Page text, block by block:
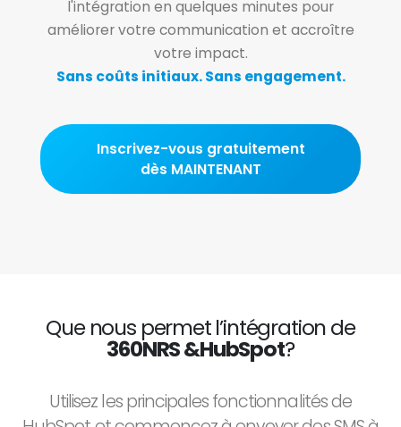
l'intégration en quelques minutes pour
améliorer votre communication et accroître
votre impact.
Sans coûts initiaux. Sans engagement.
Inscrivez-vous gratuitement
dès MAINTENANT
Que nous permet l’intégration de
360NRS &HubSpot?
Utilisez les principales fonctionnalités de